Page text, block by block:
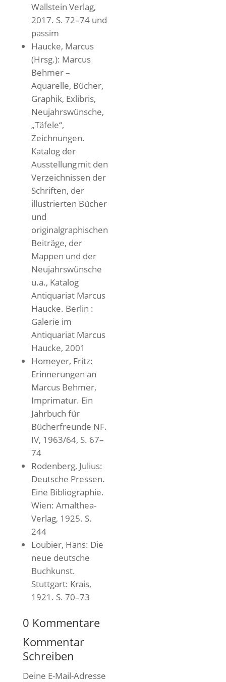
Wallstein Verlag,
2017. S. 72–74 und
passim
Haucke, Marcus
(Hrsg.): Marcus
Behmer –
Aquarelle, Bücher,
Graphik, Exlibris,
Neujahrswünsche,
„Täfele“,
Zeichnungen.
Katalog der
Ausstellung mit den
Verzeichnissen der
Schriften, der
illustrierten Bücher
und
originalgraphischen
Beiträge, der
Mappen und der
Neujahrswünsche
u.a., Katalog
Antiquariat Marcus
Haucke. Berlin :
Galerie im
Antiquariat Marcus
Haucke, 2001
Homeyer, Fritz:
Erinnerungen an
Marcus Behmer,
Imprimatur. Ein
Jahrbuch für
Bücherfreunde NF.
IV, 1963/64, S. 67–
74
Rodenberg, Julius:
Deutsche Pressen.
Eine Bibliographie.
Wien: Amalthea-
Verlag, 1925. S.
244
Loubier, Hans: Die
neue deutsche
Buchkunst.
Stuttgart: Krais,
1921. S. 70–73
0 Kommentare
Kommentar
Schreiben
Deine E-Mail-Adresse